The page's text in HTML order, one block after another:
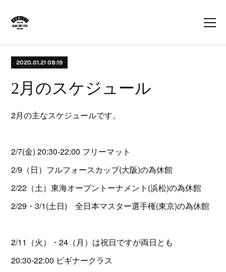
2020.01.21 08:19
2月のスケジュール
2月の主なスケジュールです。
2/7(金) 20:30-22:00 フリーマット
2/9（日）フルフォースカップ(大阪)の為休館
2/22（土）東海オープントーナメント(浜松)の為休館
2/29・3/1(土日) 全日本マスター選手権(東京)の為休館
2/11（火）・24（月）は祝日ですが両日とも
20:30-22:00 ビギナークラス